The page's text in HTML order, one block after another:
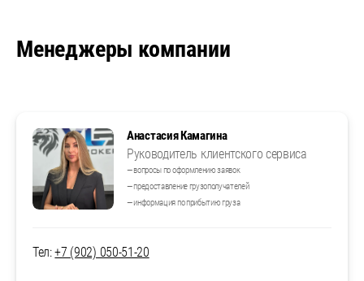
Менеджеры компании
Анастасия Камагина
Руководитель клиентского сервиса
— вопросы по оформлению заявок
— предоставление грузополучателей
— информация по прибытию груза
Тел:+7 (902) 050-51-20